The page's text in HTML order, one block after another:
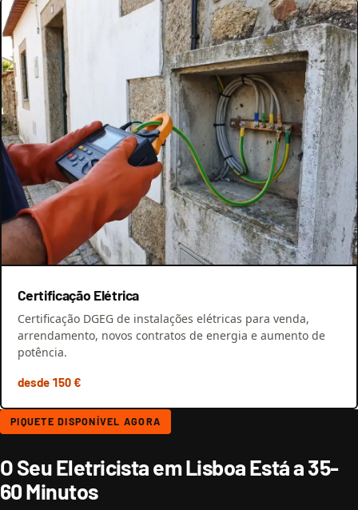
Certificação Elétrica
Certificação DGEG de instalações elétricas para venda,
arrendamento, novos contratos de energia e aumento de
potência.
desde 150 €
PIQUETE DISPONÍVEL AGORA
O Seu Eletricista em Lisboa Está a 35-
60 Minutos